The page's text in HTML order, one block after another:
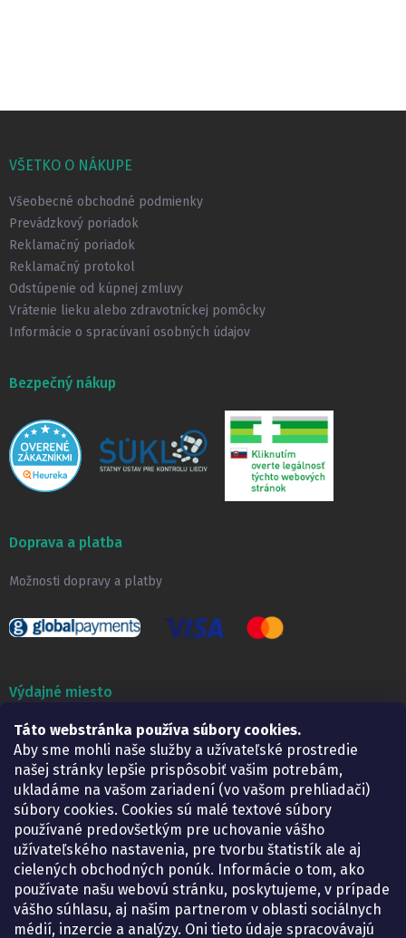
Táto webstránka používa súbory cookies.
Aby sme mohli naše služby a užívateľské prostredie
našej stránky lepšie prispôsobiť vašim potrebám,
ukladáme na vašom zariadení (vo vašom prehliadači)
súbory cookies. Cookies sú malé textové súbory
používané predovšetkým pre uchovanie vášho
užívateľského nastavenia, pre tvorbu štatistík ale aj
cielených obchodných ponúk. Informácie o tom, ako
používate našu webovú stránku, poskytujeme, v prípade
vášho súhlasu, aj našim partnerom v oblasti sociálnych
médií, inzercie a analýzy. Oni tieto údaje spracovávajú
pVŠETKO O NÁKUPE
Všeobecné obchodné podmienky
Prevádzkový poriadok
Reklamačný poriadok
Reklamačný protokol
Odstúpenie od kúpnej zmluvy
Vrátenie lieku alebo zdravotníckej pomôcky
Informácie o spracúvaní osobných údajov
Bezpečný nákup
Doprava a platba
Možnosti dopravy a platby
Výdajné miesto
Lekáreň ADONAI
Košice – Smetanova 2
Pondelok:
07.30 – 15.30 h.
Utorok:
07.30 – 16.00 h.
Streda:
07.30 – 16.00 h.
Štvrtok:
07.30 – 15.30 h.
Piatok:
07.30 – 15.30 h.
KONTAKT
eshop@lekarenadonai.sk